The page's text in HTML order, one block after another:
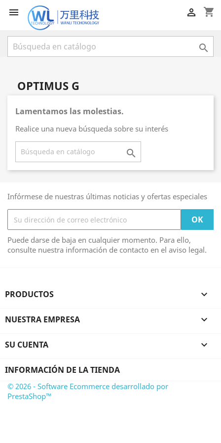
 shopping_cart


OPTIMUS G
Lamentamos las molestias.
Realice una nueva búsqueda sobre su interés

Infórmese de nuestras últimas noticias y ofertas especiales
Puede darse de baja en cualquier momento. Para ello,
consulte nuestra información de contacto en el aviso legal.
PRODUCTOS 
NUESTRA EMPRESA 
SU CUENTA 
INFORMACIÓN DE LA TIENDA
© 2026 - Software Ecommerce desarrollado por
PrestaShop™